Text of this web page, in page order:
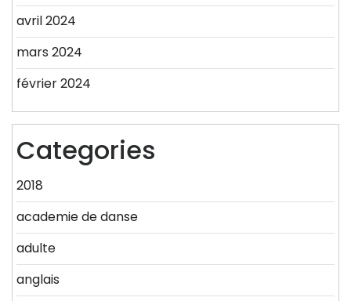
avril 2024
mars 2024
février 2024
Categories
2018
academie de danse
adulte
anglais